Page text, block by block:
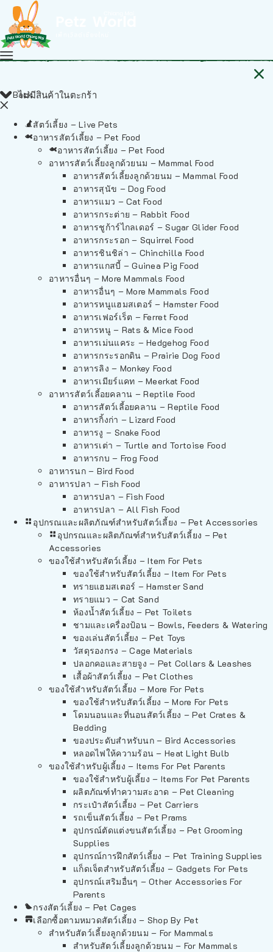
ไม่มีสินค้าในตะกร้า
Back
สัตว์เลี้ยง – Live Pets
อาหารสัตว์เลี้ยง – Pet Food
อาหารสัตว์เลี้ยง – Pet Food
อาหารสัตว์เลี้ยงลูกด้วยนม – Mammal Food
อาหารสัตว์เลี้ยงลูกด้วยนม – Mammal Food
อาหารสุนัข – Dog Food
อาหารแมว – Cat Food
อาหารกระต่าย – Rabbit Food
อาหารชูก้าร์ไกลเดอร์ – Sugar Glider Food
อาหารกระรอก – Squirrel Food
อาหารชินชิล่า – Chinchilla Food
อาหารแกสบี้ – Guinea Pig Food
อาหารอื่นๆ – More Mammals Food
อาหารอื่นๆ – More Mammals Food
อาหารหนูแฮมสเตอร์ – Hamster Food
อาหารเฟอร์เร็ต – Ferret Food
อาหารหนู – Rats & Mice Food
อาหารเม่นแคระ – Hedgehog Food
อาหารกระรอกดิน – Prairie Dog Food
อาหารลิง – Monkey Food
อาหารเมียร์แคท – Meerkat Food
อาหารสัตว์เลี้อยคลาน – Reptile Food
อาหารสัตว์เลี้อยคลาน – Reptile Food
อาหารกิ้งก่า – Lizard Food
อาหารงู – Snake Food
อาหารเต่า – Turtle and Tortoise Food
อาหารกบ – Frog Food
อาหารนก – Bird Food
อาหารปลา – Fish Food
อาหารปลา – Fish Food
อาหารปลา – All Fish Food
อุปกรณและผลิตภัณฑ์สำหรับสัตว์เลี้ยง – Pet Accessories
อุปกรณและผลิตภัณฑ์สำหรับสัตว์เลี้ยง – Pet
Accessories
ของใช้สำหรับสัตว์เลี้ยง – Item For Pets
ของใช้สำหรับสัตว์เลี้ยง – Item For Pets
ทรายแฮมสเตอร์ – Hamster Sand
ทรายแมว – Cat Sand
ห้องน้ำสัตว์เลี้ยง – Pet Toilets
ชามและเครื่องป้อน – Bowls, Feeders & Watering
ของเล่นสัตว์เลี้ยง – Pet Toys
วัสดุรองกรง – Cage Materials
ปลอกคอและสายจูง – Pet Collars & Leashes
เสื้อผ้าสัตว์เลี้ยง – Pet Clothes
ของใช้สำหรับสัตว์เลี้ยง – More For Pets
ของใช้สำหรับสัตว์เลี้ยง – More For Pets
โดมนอนและที่นอนสัตว์เลี้ยง – Pet Crates &
Bedding
ของประดับสำหรับนก – Bird Accessories
หลอดไฟให้ความร้อน – Heat Light Bulb
ของใช้สำหรับผู้เลี้ยง – Items For Pet Parents
ของใช้สำหรับผู้เลี้ยง – Items For Pet Parents
ผลิตภัณฑ์ทำความสะอาด – Pet Cleaning
กระเป๋าสัตว์เลี้ยง – Pet Carriers
รถเข็นสัตว์เลี้ยง – Pet Prams
อุปกรณ์ตัดแต่งขนสัตว์เลี้ยง – Pet Grooming
Supplies
อุปกรณ์การฝึกสัตว์เลี้ยง – Pet Training Supplies
แก็ดเจ็ตสำหรับสัตว์เลี้ยง – Gadgets For Pets
อุปกรณ์เสริมอื่นๆ – Other Accessories For
Parents
กรงสัตว์เลี้ยง – Pet Cages
เลือกซื้อตามหมวดสัตว์เลี้ยง – Shop By Pet
สำหรับสัตว์เลี้ยงลูกด้วยนม – For Mammals
สำหรับสัตว์เลี้ยงลูกด้วยนม – For Mammals